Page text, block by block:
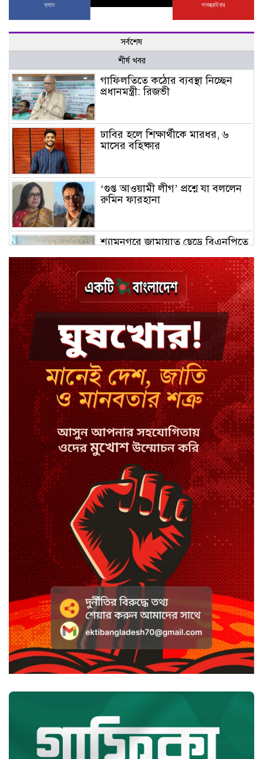
ফ্যান সাবস্ক্রাইবার
সর্বশেষ
শীর্ষ খবর
গাফিলতিতে কঠোর ব্যবস্থা নিচ্ছেন
প্রধানমন্ত্রী: রিজভী
ঢাবির হলে শিক্ষার্থীকে মারধর, ৬
মাসের বহিষ্কার
‘গুপ্ত আওয়ামী লীগ’ প্রশ্নে যা বললেন
রুমিন ফারহানা
শ্যামনগরে জামায়াত ছেড়ে বিএনপিতে
ঢাকায় হালকা বৃষ্টির সম্ভাবনা, বাড়তে
পারে তাপমাত্রা
মন্ত্রী-এমপিদের উপস্থিতিতে ইউএনওর
আইফোন চুরি
সিরাজগঞ্জে বাস ট্রাক দুর্ঘটনা, চালকসহ
নিহত ২
স্পিকারের নামে জাল ডিও, প্রতারণার
অভিযোগে এসিল্যান্ডের বিরুদ্ধে মামলা
সাদা না বাদামি চিনি, কোনটি ভালো?
হাসানের ৪ উইকেটের দিনে ধুঁকছে
বাংলাদেশ